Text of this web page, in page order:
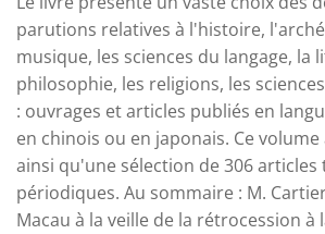
parutions relatives à l'histoire,
musique, les sciences du langage, la
philosophie, les religions, les
: ouvrages et articles publiés en
en chinois ou en japonais. Ce volume
ainsi qu'une sélection de 306 articles
périodiques. Au sommaire : M.
Macau à la veille de la rétrocession à